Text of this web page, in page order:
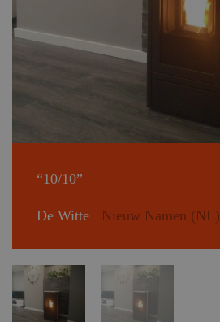
“10/10”
De Witte Nieuw Namen (NL)